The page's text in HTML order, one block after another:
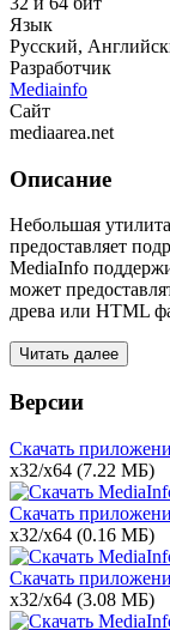
Язык
Русский,
Разработчик
Mediainfo
Сайт
mediaarea.net
Описание
Небольшая
предоставляет
MediaInfo
может
древа или HTML
Читать далее
Версии
Скачать
x32/x64 (7.22 МБ)
Скачать
x32/x64 (0.16 МБ)
Скачать
x32/x64 (3.08 МБ)